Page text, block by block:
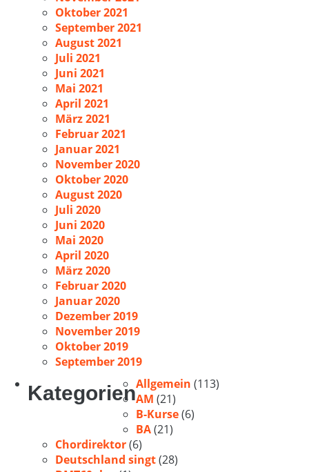
Oktober 2021
September 2021
August 2021
Juli 2021
Juni 2021
Mai 2021
April 2021
März 2021
Februar 2021
Januar 2021
November 2020
Oktober 2020
August 2020
Juli 2020
Juni 2020
Mai 2020
April 2020
März 2020
Februar 2020
Januar 2020
Dezember 2019
November 2019
Oktober 2019
September 2019
KategorienAllgemein (113)
AM (21)
B-Kurse(6)
BA(21)
Chordirektor(6)
Deutschland singt(28)